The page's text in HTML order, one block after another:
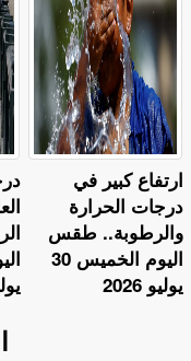
ارتفاع كبير في
درجات الحرارة
والرطوبة.. طقس
اليوم الخميس 30
يوليو 2026